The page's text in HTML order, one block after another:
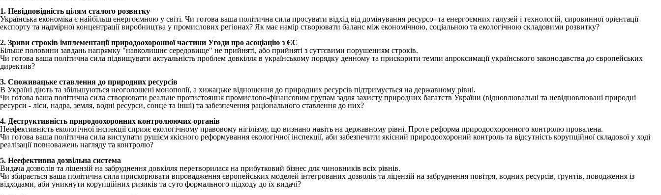
1. Невідповідність цілям сталого розвитку
Українська економіка є найбільш енергоємною у світі. Чи готова ваша політична сила просувати відхід від домінування ресурсо- та енергоємних галузей і технологій, сировинної орієнтації
експорту та надмірної концентрації виробництва у промислових регіонах? Як має намір створювати баланс між економічною, соціальною та екологічною складовими розвитку?
2. Зриви строків імплементації природоохоронної частини Угоди про асоціацію з ЄС
Більше половини завдань напрямку "навколишнє середовище" не прийняті, або прийняті з суттєвими порушенням строків.
Чи готова ваша політична сила підвищувати актуальність проблем довкілля в українському порядку денному та прискорити темпи апроксимації українського законодавства до європейських
директив?
3. Споживацьке ставлення до природних ресурсів
В Україні діють та збільшуються неоголошені монополії, а хижацьке відношення до природних ресурсів підтримується на державному рівні.
Чи готова ваша політична сила створювати реальне протистояння промислово-фінансовим групам задля захисту природних багатств України (відновлювальні та невідновлювані природні
ресурси - ліси, надра, земля, водні ресурси, сонце та інші) та забезпечення раціонального ставлення до них?
4. Деструктивність природоохоронних контролюючих органів
Неефективність екологічної інспекції сприяє екологічному правовому нігілізму, що визнано навіть на державному рівні. Проте реформа природоохоронного контролю провалена.
Чи готова ваша політична сила виступати рушієм якісного реформування екологічної інспекції, аби забезпечити якісний природоохороний контроль та відсутність корупційної складової у ході
реалізації повноважень нагляду та контролю?
5. Неефективна дозвільна система
Видача дозволів та ліцензій на забруднення довкілля перетворилася на прибутковий бізнес для чиновників всіх рівнів.
Чи збирається ваша політична сила прискорювати впровадження європейських моделей інтегрованих дозволів та ліцензій на забруднення повітря, водних ресурсів, ґрунтів, поводження із
відходами, аби уникнути корупційних ризиків та суто формального підходу до їх видачі?